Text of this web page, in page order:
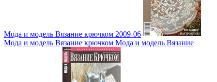
Мода и модель Вязание крючком 2009-06
Мода и модель Вязание крючком Мода и модель Вязание